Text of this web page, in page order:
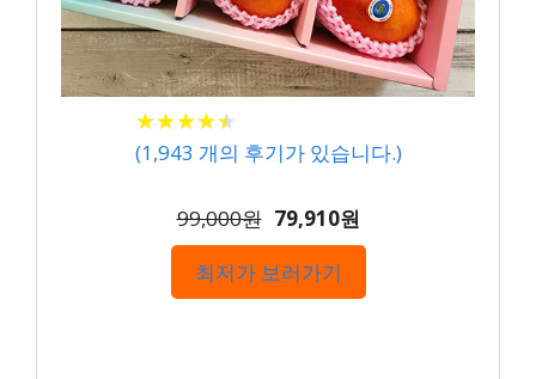
★★★★★
★★★★★
(1,943 개의 후기가 있습니다.)
99,000원 79,910원
최저가 보러가기